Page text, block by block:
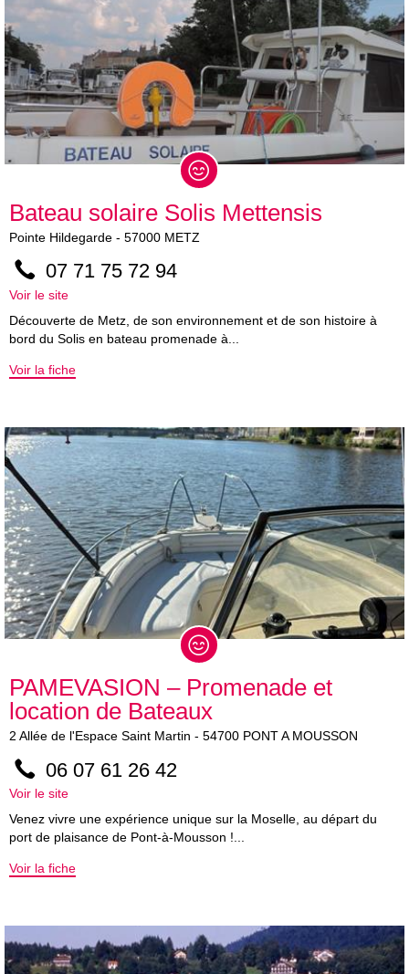
Bateau solaire Solis Mettensis
Pointe Hildegarde - 57000 METZ
07 71 75 72 94
Voir le site
Découverte de Metz, de son environnement et de son histoire à
bord du Solis en bateau promenade à...
Voir la fiche
PAMEVASION – Promenade et
location de Bateaux
2 Allée de l'Espace Saint Martin - 54700 PONT A MOUSSON
06 07 61 26 42
Voir le site
Venez vivre une expérience unique sur la Moselle, au départ du
port de plaisance de Pont-à-Mousson !...
Voir la fiche